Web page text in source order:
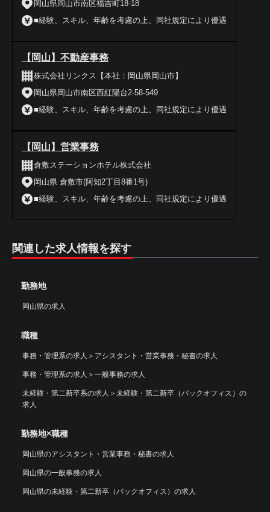
岡山県岡山市南区福吉町18-18
■経験、スキル、年齢を考慮の上、同社規定により優遇
【岡山】不動産事務
株式会社リンクス【本社：岡山県岡山市】
岡山県岡山市南区西紅陽台2-58-549
■経験、スキル、年齢を考慮の上、同社規定により優遇
【岡山】営業事務
倉敷ステーションホテル株式会社
岡山県 倉敷市(阿知2丁目8番1号)
■経験、スキル、年齢を考慮の上、同社規定により優遇
関連した求人情報を探す
勤務地
岡山県の求人
職種
事務・管理系の求人 ＞ アシスタント・営業事務・秘書の求人
事務・管理系の求人 ＞ 一般事務の求人
未経験・第二新卒系の求人 ＞ 未経験・第二新卒（バックオフィス）の
求人
勤務地×職種
岡山県のアシスタント・営業事務・秘書の求人
岡山県の一般事務の求人
岡山県の未経験・第二新卒（バックオフィス）の求人